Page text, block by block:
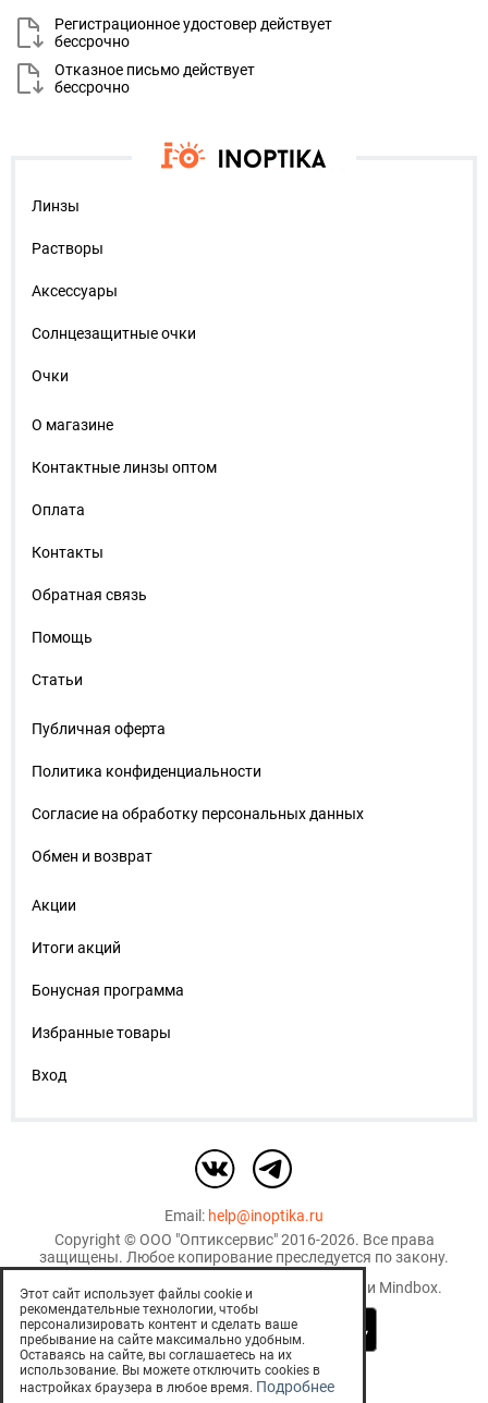
Регистрационное удостовер действует
бессрочно
Отказное письмо действует
бессрочно
Линзы
Растворы
Аксессуары
Солнцезащитные очки
Очки
О магазине
Контактные линзы оптом
Оплата
Контакты
Обратная связь
Помощь
Статьи
Публичная оферта
Политика конфиденциальности
Согласие на обработку персональных данных
Обмен и возврат
Акции
Итоги акций
Бонусная программа
Избранные товары
Вход
Email: help@inoptika.ru
Copyright ©ООО "Оптиксервис"2016-2026. Все права
защищены. Любое копирование преследуется по закону.
Используются рекомендательные технологии Mindbox.
EСТЬ ПРОТИВОПОКАЗАНИЯ.
Этот сайт использует файлы cookie и
рекомендательные технологии, чтобы
персонализировать контент и сделать ваше
пребывание на сайте максимально удобным.
Оставаясь на сайте, вы соглашаетесь на их
использование. Вы можете отключить cookies в
настройках браузера в любое время. Подробнее